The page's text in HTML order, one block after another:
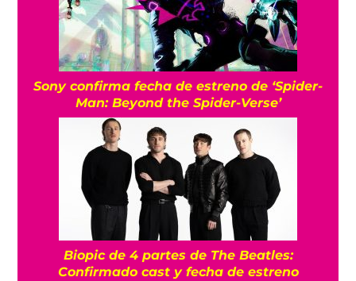
Sony confirma fecha de estreno de ‘Spider-
Man: Beyond the Spider-Verse’
Biopic de 4 partes de The Beatles:
Confirmado cast y fecha de estreno